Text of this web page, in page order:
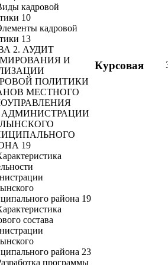
кадровой
10
кадровой
13
2. АУДИТ
И
ПОЛИТИКИ
МЕСТНОГО
АДМИНИСТРАЦИИ
19
района 19
состава
района 23
программы
Курсовая